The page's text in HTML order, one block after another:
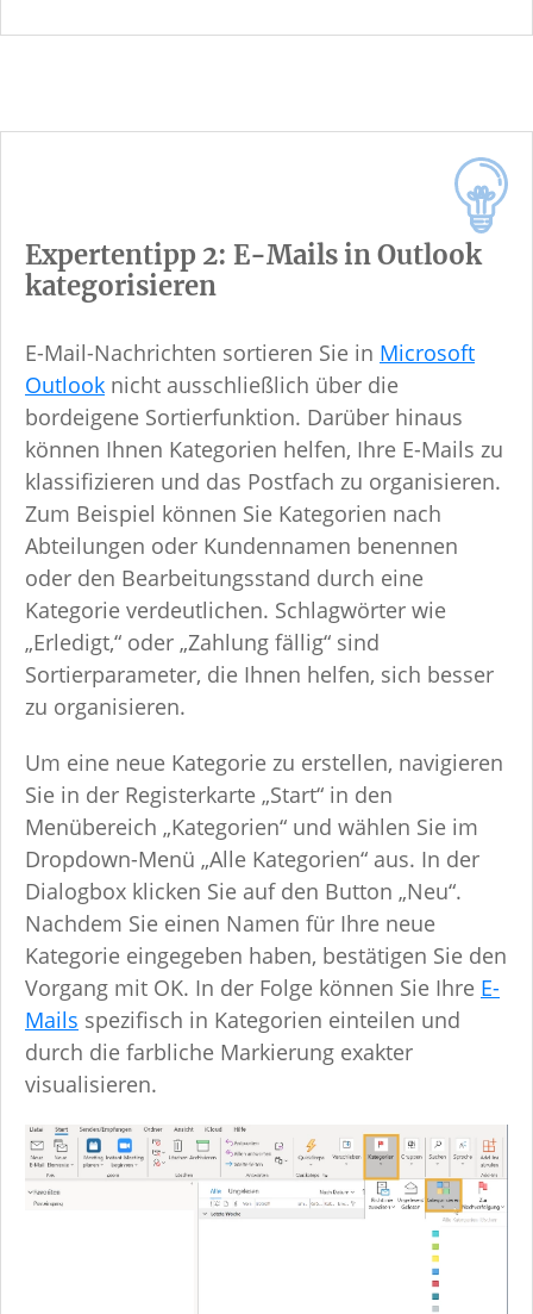
Expertentipp 2: E-Mails in Outlook
kategorisieren
E-Mail-Nachrichten sortieren Sie in Microsoft
Outlook nicht ausschließlich über die
bordeigene Sortierfunktion. Darüber hinaus
können Ihnen Kategorien helfen, Ihre E-Mails zu
klassifizieren und das Postfach zu organisieren.
Zum Beispiel können Sie Kategorien nach
Abteilungen oder Kundennamen benennen
oder den Bearbeitungsstand durch eine
Kategorie verdeutlichen. Schlagwörter wie
„Erledigt,“ oder „Zahlung fällig“ sind
Sortierparameter, die Ihnen helfen, sich besser
zu organisieren.
Um eine neue Kategorie zu erstellen, navigieren
Sie in der Registerkarte „Start“ in den
Menübereich „Kategorien“ und wählen Sie im
Dropdown-Menü „Alle Kategorien“ aus. In der
Dialogbox klicken Sie auf den Button „Neu“.
Nachdem Sie einen Namen für Ihre neue
Kategorie eingegeben haben, bestätigen Sie den
Vorgang mit OK. In der Folge können Sie Ihre E-
Mails spezifisch in Kategorien einteilen und
durch die farbliche Markierung exakter
visualisieren.